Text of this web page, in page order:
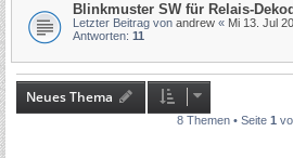
Blinkmuster SW für Relais-
Letzter Beitrag von andrew « Mi 13. Jul
Antworten: 11
Neues Thema
8 Themen • Seite 1